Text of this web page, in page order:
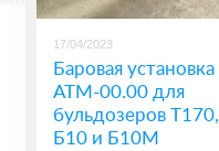
17/04/2023
Баровая установка
АТМ-00.00 для
бульдозеров Т170,
Б10 и Б10М